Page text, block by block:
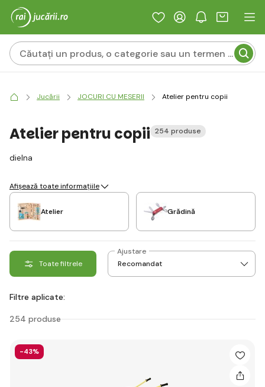
Jucării JOCURI CU MESERII Atelier pentru copii
Atelier pentru copii 254 produse
dielna
Afișează toate informațiile
Atelier Grădină
Toate filtrele
Ajustare
Filtre aplicate:
254 produse
-43%